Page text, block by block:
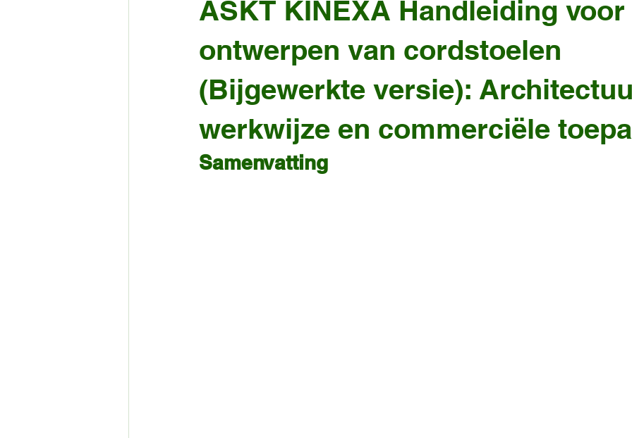
ASKT KINEXA Handleiding
ontwerpen van cordstoelen
(Bijgewerkte versie):
werkwijze en commerciële
Samenvatting